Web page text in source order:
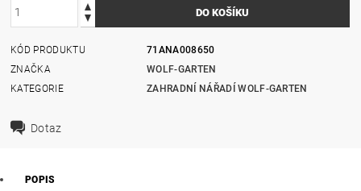
KÓD PRODUKTU
71ANA008650
ZNAČKA
WOLF-GARTEN
KATEGORIE
ZAHRADNÍ NÁŘADÍ WOLF-GARTEN
Dotaz
POPIS